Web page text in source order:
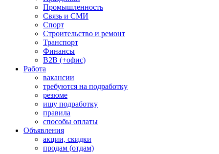
Промышленность
Связь и СМИ
Спорт
Строительство и ремонт
Транспорт
Финансы
B2B (+офис)
Работа
вакансии
требуются на подработку
резюме
ищу подработку
правила
способы оплаты
Объявления
акции, скидки
продам (отдам)